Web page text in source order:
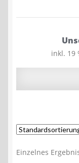
inkl. 19
Einzelnes